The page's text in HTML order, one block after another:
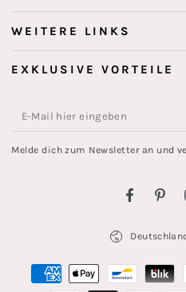
WEITERE LINKS
EXKLUSIVE VORTEILE
E-
Mail
Melde dich zum Newsletter an und
Facebook
Zahlungsmöglichkeiten